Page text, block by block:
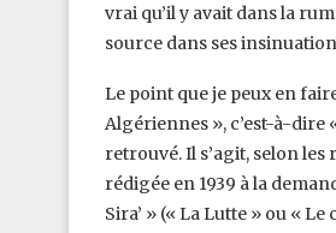
vrai qu’il y avait dans la
source dans ses
Le point que je peux en
Algériennes », c’est-à-dire
retrouvé. Il s’agit, selon les
rédigée en 1939 à la
Sira’ » (« La ‎Lutte » ou « Le